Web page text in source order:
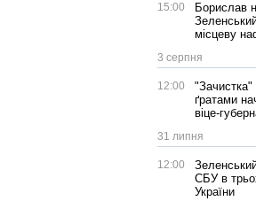
15:00
Борислав
місцеву
3 серпня
12:00
ґратами
віце-
31 липня
12:00
СБУ в
України